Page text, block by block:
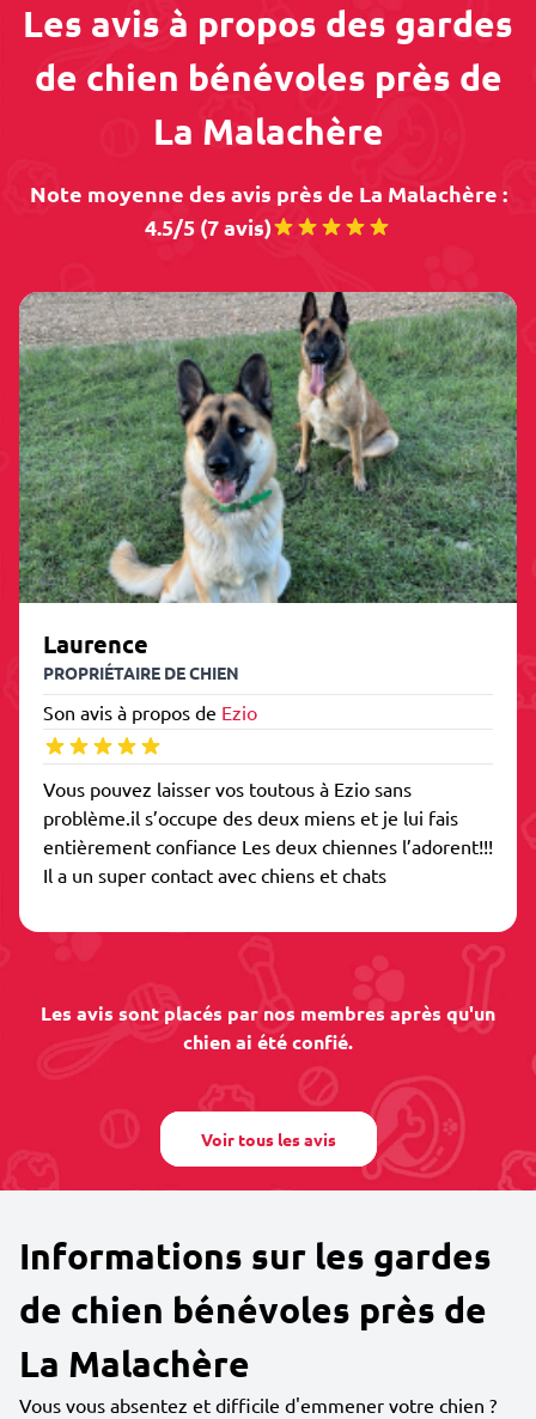
Les avis à propos des gardes
de chien bénévoles près de
La Malachère
Note moyenne des avis près de La Malachère :
4.5/5 (7 avis)
Laurence
PROPRIÉTAIRE DE CHIEN
Son avis à propos de Ezio
Vous pouvez laisser vos toutous à Ezio sans
problème.il s’occupe des deux miens et je lui fais
entièrement confiance Les deux chiennes l’adorent!!!
Il a un super contact avec chiens et chats
Les avis sont placés par nos membres après qu'un
chien ai été confié.
Voir tous les avis
Informations sur les gardes
de chien bénévoles près de
La Malachère
Vous vous absentez et difficile d'emmener votre chien ?